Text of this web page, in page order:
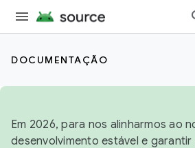
DOCUMENTAÇÃO
Em 2026, para nos alinharmos ao
desenvolvimento estável e